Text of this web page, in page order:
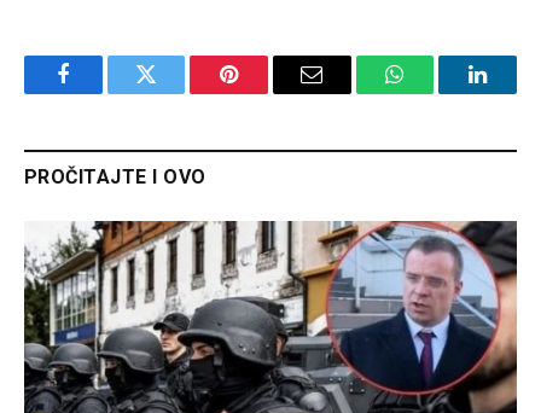
FacebookTwitter Pinterest Email WhatsApp
PROČITAJTE I OVO